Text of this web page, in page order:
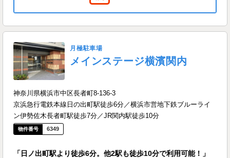
月極駐車場
メインステージ横濱関内
神奈川県横浜市中区長者町8-136-3
京浜急行電鉄本線日の出町駅徒歩6分／横浜市営地下鉄ブルーライ
ン伊勢佐木長者町駅徒歩7分／JR関内駅徒歩10分
6349
「日ノ出町駅より徒歩6分。他2駅も徒歩10分で利用可能！」